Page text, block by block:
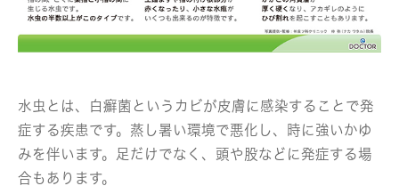
水虫とは、白癬菌というカビが皮膚に感染することで発
症する疾患です。蒸し暑い環境で悪化し、時に強いかゆ
みを伴います。足だけでなく、頭や股などに発症する場
合もあります。